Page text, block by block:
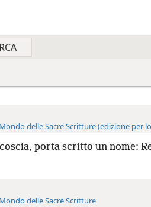
delle Sacre Scritture (edizione per
porta scritto un nome:
delle Sacre Scritture